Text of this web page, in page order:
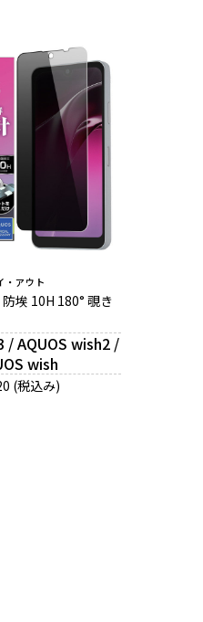
・アウト
埃 10H 180° 覗き
/ AQUOS wish2 /
wish
(税込み)